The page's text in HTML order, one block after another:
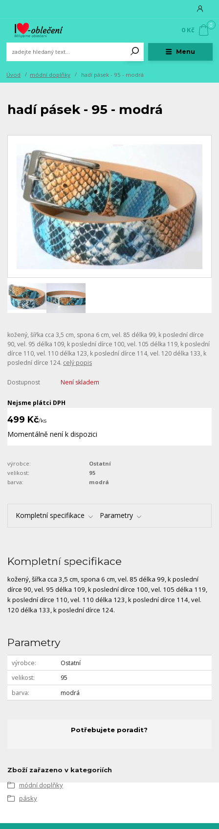
Menu
0
0 Kč
Úvod módní doplňky hadí pásek - 95 - modrá
hadí pásek - 95 - modrá
kožený, šířka cca 3,5 cm, spona 6 cm, vel. 85 délka 99, k poslední dírce
90, vel. 95 délka 109, k poslední dírce 100, vel. 105 délka 119, k poslední
dírce 110, vel. 110 délka 123, k poslední dírce 114, vel. 120 délka 133, k
poslední dírce 124. celý popis
Dostupnost Není skladem
Nejsme plátci DPH
499 Kč/ks
Momentálně není k dispozici
výrobce:
Ostatní
velikost:
95
barva:
modrá
Kompletní specifikace Parametry
Kompletní specifikace
kožený, šířka cca 3,5 cm, spona 6 cm, vel. 85 délka 99, k poslední
dírce 90, vel. 95 délka 109, k poslední dírce 100, vel. 105 délka 119,
k poslední dírce 110, vel. 110 délka 123, k poslední dírce 114, vel.
120 délka 133, k poslední dírce 124.
Parametry
výrobce
Ostatní
velikost
95
barva
modrá
Potřebujete poradit?
Zboží zařazeno v kategoriích
módní doplňky
pásky